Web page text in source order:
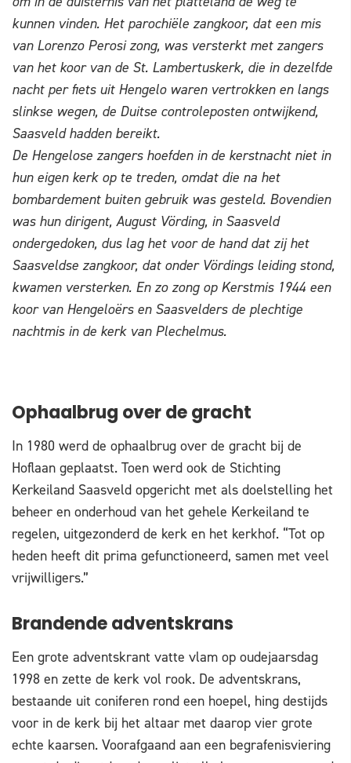
kunnen vinden. Het parochiële zangkoor, dat een mis
van Lorenzo Perosi zong, was versterkt met zangers
van het koor van de St. Lambertuskerk, die in dezelfde
nacht per fiets uit Hengelo waren vertrokken en langs
slinkse wegen, de Duitse controleposten ontwijkend,
Saasveld hadden bereikt.
De Hengelose zangers hoefden in de kerstnacht niet in
hun eigen kerk op te treden, omdat die na het
bombardement buiten gebruik was gesteld. Bovendien
was hun dirigent, August Vörding, in Saasveld
ondergedoken, dus lag het voor de hand dat zij het
Saasveldse zangkoor, dat onder Vördings leiding stond,
kwamen versterken. En zo zong op Kerstmis 1944 een
koor van Hengeloërs en Saasvelders de plechtige
nachtmis in de kerk van Plechelmus.
Ophaalbrug over de gracht
In 1980 werd de ophaalbrug over de gracht bij de
Hoflaan geplaatst. Toen werd ook de Stichting
Kerkeiland Saasveld opgericht met als doelstelling het
beheer en onderhoud van het gehele Kerkeiland te
regelen, uitgezonderd de kerk en het kerkhof. “Tot op
heden heeft dit prima gefunctioneerd, samen met veel
vrijwilligers.”
Brandende adventskrans
Een grote adventskrant vatte vlam op oudejaarsdag
1998 en zette de kerk vol rook. De adventskrans,
bestaande uit coniferen rond een hoepel, hing destijds
voor in de kerk bij het altaar met daarop vier grote
echte kaarsen. Voorafgaand aan een begrafenisviering